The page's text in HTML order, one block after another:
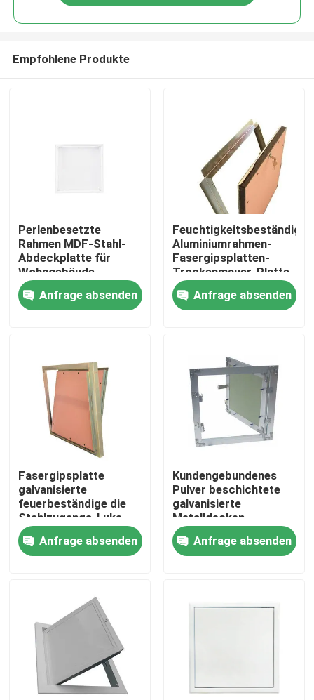
Haus
Über uns
Fabrik-Ausflug
Qualitätskontrolle
Treten Sie mit uns in Verbindung
Fordern Sie ein Zitat
Aluminiumabdeckplatte
Stahlabdeckplatte
Trockenmauerzusätze
Empfohlene Produkte
Perlenbesetzte
Rahmen MDF-Stahl-
Abdeckplatte für
Wohngebäude
Anfrage absenden
Feuchtigkeitsbeständige
Aluminiumrahmen-
Fasergipsplatten-
Trockenmauer-Platte
Anfrage absenden
Fasergipsplatte
galvanisierte
feuerbeständige die
Stahlzugangs-Luke
Anfrage absenden
Kundengebundenes
Pulver beschichtete
galvanisierte
Metalldecken-
Abdeckplatte
Anfrage absenden